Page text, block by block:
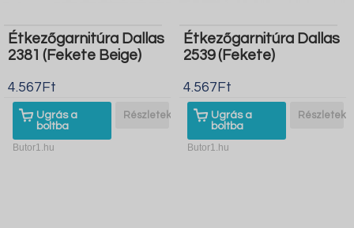
Étkezőgarnitúra Dallas
2381 (Fekete Beige)
4.567Ft
Ugrás a
boltba
Részletek
Butor1.hu
Étkezőgarnitúra Dallas
2539 (Fekete)
4.567Ft
Ugrás a
boltba
Részletek
Butor1.hu